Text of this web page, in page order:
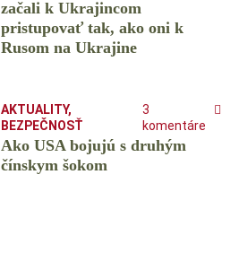
začali k Ukrajincom
pristupovať tak, ako oni k
Rusom na Ukrajine
AKTUALITY,
BEZPEČNOSŤ
3
komentáre
Ako USA bojujú s druhým
čínskym šokom